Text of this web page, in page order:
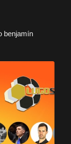
benjamín